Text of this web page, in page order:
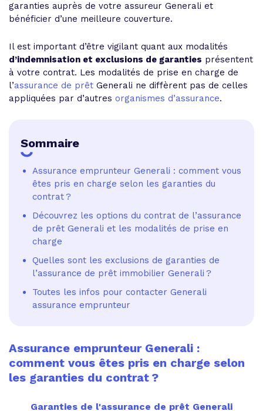
garanties auprès de votre assureur Generali et
bénéficier d’une meilleure couverture.
Il est important d’être vigilant quant aux modalités
d’indemnisation et exclusions de garanties présentent
à votre contrat. Les modalités de prise en charge de
l’assurance de prêt Generali ne diffèrent pas de celles
appliquées par d’autres organismes d’assurance.
Sommaire
Assurance emprunteur Generali : comment vous
êtes pris en charge selon les garanties du
contrat ?
Découvrez les options du contrat de l’assurance
de prêt Generali et les modalités de prise en
charge
Quelles sont les exclusions de garanties de
l’assurance de prêt immobilier Generali ?
Toutes les infos pour contacter Generali
assurance emprunteur
Assurance emprunteur Generali :
comment vous êtes pris en charge selon
les garanties du contrat ?
Garanties de l'assurance de prêt Generali